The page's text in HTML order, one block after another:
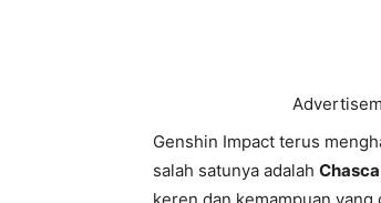
Genshin Impact terus
salah satunya adalah Chasca